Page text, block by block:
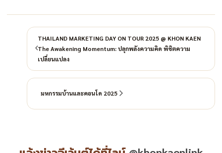
THAILAND MARKETING DAY ON TOUR 2025 @ KHON KAEN
The Awakening Momentum: ปลุกพลังความคิด พิชิตความ
เปลี่ยนแปลง
มหกรรมบ้านและคอนโด 2025